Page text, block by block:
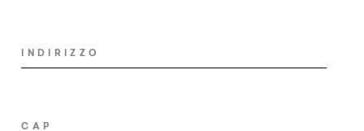
Shop
INDIRIZZO
CAP